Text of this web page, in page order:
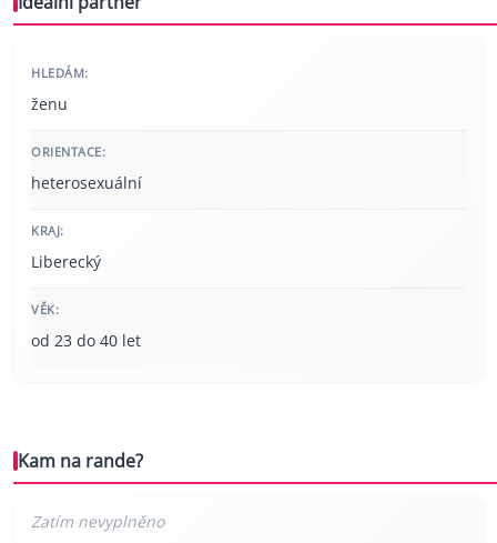
HLEDÁM:
ženu
ORIENTACE:
heterosexuální
KRAJ:
Liberecký
VĚK:
od 23 do 40 let
Kam na rande?